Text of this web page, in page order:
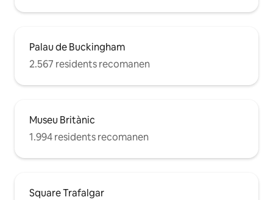
Palau de Buckingham
2.567 residents recomanen
Museu Britànic
1.994 residents recomanen
Square Trafalgar